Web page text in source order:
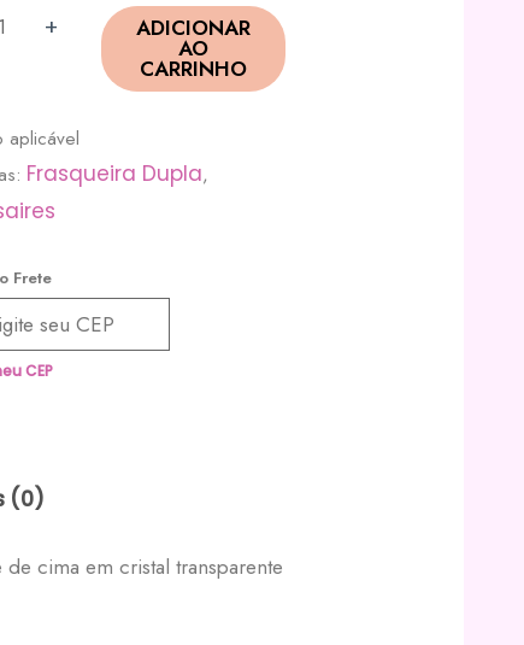
+ ADICIONAR
AO
CARRINHO
aplicável
Frasqueira Dupla,
Frete
CEP
(0)
cima em cristal transparente